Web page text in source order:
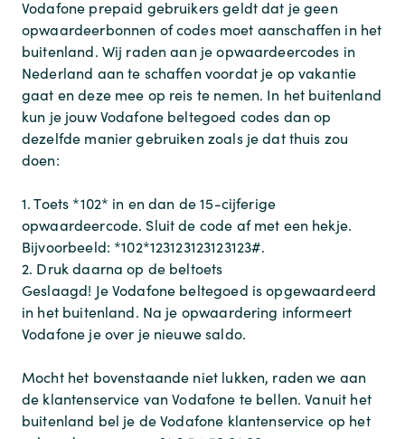
Vodafone prepaid gebruikers geldt dat je geen
opwaardeerbonnen of codes moet aanschaffen in het
buitenland. Wij raden aan je opwaardeercodes in
Nederland aan te schaffen voordat je op vakantie
gaat en deze mee op reis te nemen. In het buitenland
kun je jouw Vodafone beltegoed codes dan op
dezelfde manier gebruiken zoals je dat thuis zou
doen:
1. Toets *102* in en dan de 15-cijferige
opwaardeercode. Sluit de code af met een hekje.
Bijvoorbeeld: *102*123123123123123#.
2. Druk daarna op de beltoets
Geslaagd! Je Vodafone beltegoed is opgewaardeerd
in het buitenland. Na je opwaardering informeert
Vodafone je over je nieuwe saldo.
Mocht het bovenstaande niet lukken, raden we aan
de klantenservice van Vodafone te bellen. Vanuit het
buitenland bel je de Vodafone klantenservice op het